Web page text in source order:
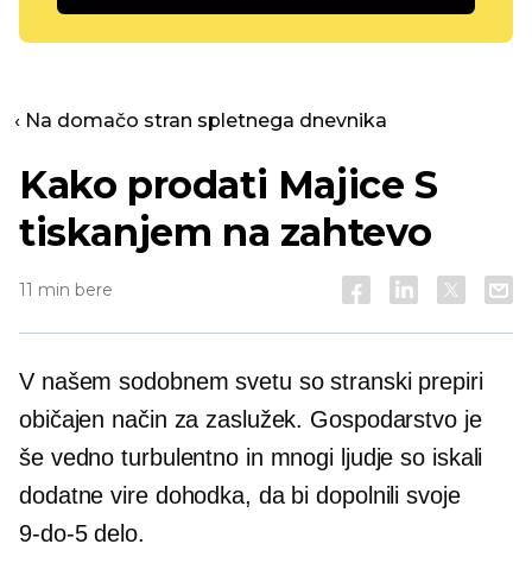
‹ Na domačo stran spletnega dnevnika
Kako prodati Majice S
tiskanjem na zahtevo
11 min bere
V našem sodobnem svetu so stranski prepiri
običajen način za zaslužek. Gospodarstvo je
še vedno turbulentno in mnogi ljudje so iskali
dodatne vire dohodka, da bi dopolnili svoje
9-do-5delo.